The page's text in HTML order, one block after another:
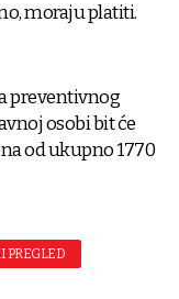
moraju platiti.
preventivnog
osobi bit će
od ukupno 1770
PREGLED